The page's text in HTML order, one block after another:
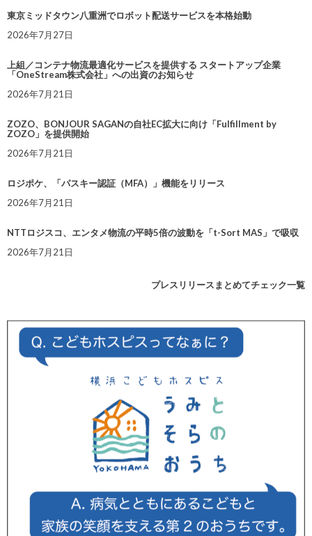
東京ミッドタウン八重洲でロボット配送サービスを本格始動
2026年7月27日
上組／コンテナ物流最適化サービスを提供する スタートアップ企業
「OneStream株式会社」への出資のお知らせ
2026年7月21日
ZOZO、BONJOUR SAGANの自社EC拡大に向け「Fulfillment by
ZOZO」を提供開始
2026年7月21日
ロジポケ、「パスキー認証（MFA）」機能をリリース
2026年7月21日
NTTロジスコ、エンタメ物流の平時5倍の波動を「t-Sort MAS」で吸収
2026年7月21日
プレスリリースまとめてチェック一覧